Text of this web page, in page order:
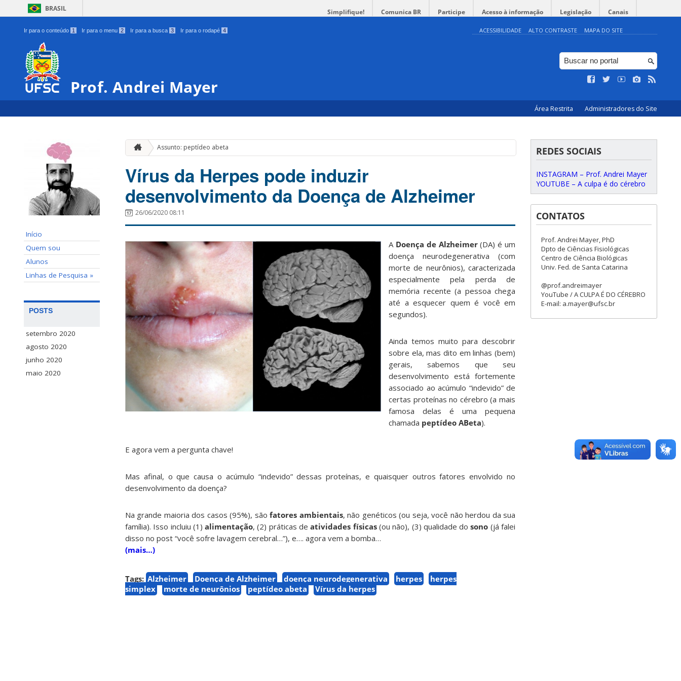
BRASIL Simplifique! Comunica BR Participe Acesso à informação Legislação Canais
Ir para o conteúdo 1 Ir para o menu 2 Ir para a busca 3 Ir para o rodapé 4 ACESSIBILIDADE ALTO CONTRASTE MAPA DO SITE
Prof. Andrei Mayer
Área Restrita Administradores do Site
Início
Quem sou
Alunos
Linhas de Pesquisa »
POSTS
setembro 2020
agosto 2020
junho 2020
maio 2020
Assunto: peptídeo abeta
Vírus da Herpes pode induzir
desenvolvimento da Doença de Alzheimer
26/06/2020 08:11
A Doença de Alzheimer(DA) é um
doença neurodegenerativa (com
morte de neurônios), caracterizada
especialmente pela perda de
memória recente (a pessoa chega
até a esquecer quem é você em
segundos).
Ainda temos muito para descobrir
sobre ela, mas dito em linhas (bem)
gerais, sabemos que seu
desenvolvimento está fortemente
associado ao acúmulo “indevido” de
certas proteínas no cérebro (a mais
famosa delas é uma pequena
chamada peptídeo ABeta).
E agora vem a pergunta chave!
Mas afinal, o que causa o acúmulo “indevido” dessas proteínas, e quaisquer outros fatores envolvido no
desenvolvimento da doença?
Na grande maioria dos casos (95%), sãofatores ambientais, não genéticos (ou seja, você não herdou da sua
família). Isso incluiu (1)alimentação, (2) práticas deatividades físicas(ou não), (3) qualidade dosono (já falei
disso no post “você sofre lavagem cerebral…”), e…. agora vem a bomba…
(mais…)
Tags: Alzheimer Doença de Alzheimer doença neurodegenerativa herpes
herpes
simplex
morte de neurônios peptídeo abeta Vírus da herpes
REDES SOCIAIS
INSTAGRAM – Prof. Andrei Mayer
YOUTUBE – A culpa é do cérebro
CONTATOS
Prof. Andrei Mayer, PhD
Dpto de Ciências Fisiológicas
Centro de Ciência Biológicas
Univ. Fed. de Santa Catarina
@prof.andreimayer
YouTube / A CULPA É DO CÉREBRO
E-mail: a.mayer@ufsc.br